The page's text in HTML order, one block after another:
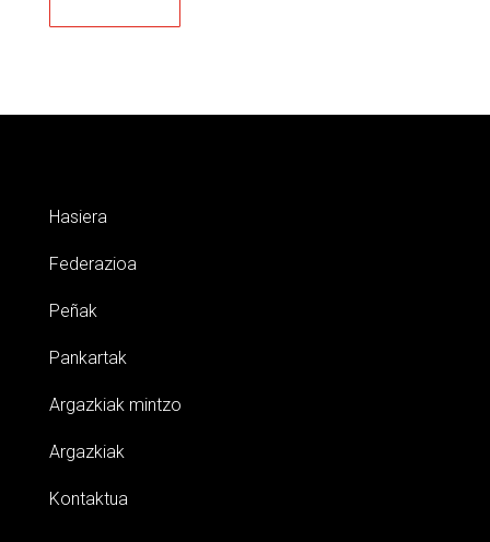
Hasiera
Federazioa
Peñak
Pankartak
Argazkiak mintzo
Argazkiak
Kontaktua